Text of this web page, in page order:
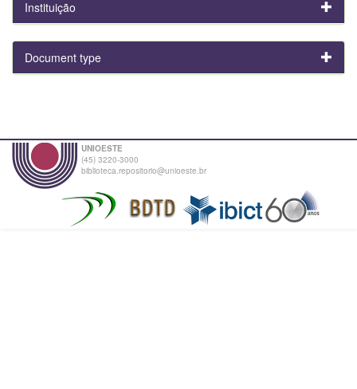
Instituição
Document type
UNIOESTE
(45) 3220-3000
biblioteca.repositorio@unioeste.br